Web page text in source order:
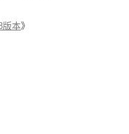
版本》